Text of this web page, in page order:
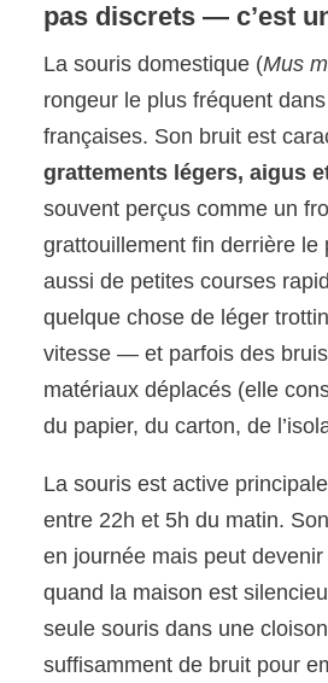
pas discrets — c’est
La souris domestique (Mus
rongeur le plus fréquent
françaises. Son bruit est
grattements légers, aigus
souvent perçus comme un
grattouillement fin derrière le
aussi de petites courses
quelque chose de léger
vitesse — et parfois des
matériaux déplacés (elle
du papier, du carton, de
La souris est active
entre 22h et 5h du matin.
en journée mais peut
quand la maison est
seule souris dans une
suffisamment de bruit pour